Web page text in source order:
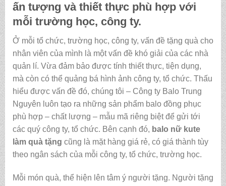
ấn tượng và thiết thực phù hợp với
mỗi trường học, công ty.
Ở mỗi tổ chức, trường học, công ty, vấn đề tặng quà cho
nhân viên của mình là một vấn đề khó giải của các nhà
quản lí. Vừa đảm bảo được tính thiết thực, tiện dụng,
mà còn có thể quảng bá hình ảnh công ty, tổ chức. Thấu
hiểu được vấn đề đó, chúng tôi – Công ty Balo Trung
Nguyên luôn tạo ra những sản phẩm balo đồng phục
phù hợp – chất lượng – mẫu mã riêng biệt để gửi tới
các quý công ty, tổ chức. Bên cạnh đó, balo nữ kute
làm quà tặng cũng là mặt hàng giá rẻ, có giá thành tùy
theo ngân sách của mỗi công ty, tổ chức, trường học.
Mỗi món quà, thể hiện lên tâm ý người tặng. Người tặng